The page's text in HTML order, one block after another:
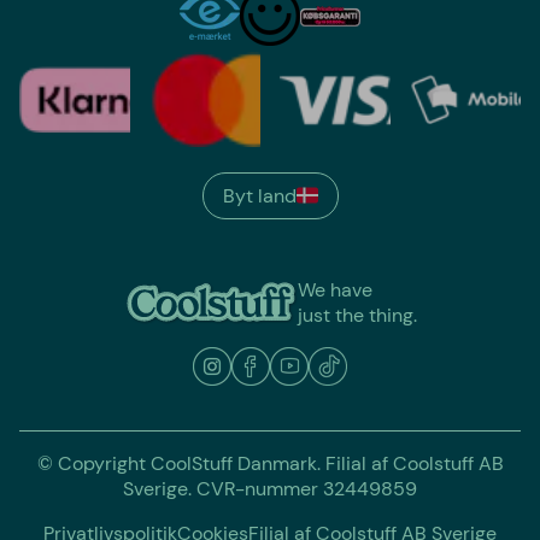
We have
just the thing.
Byt land
© Copyright CoolStuff Danmark. Filial af Coolstuff AB
Sverige. CVR-nummer 32449859
PrivatlivspolitikCookiesFilial af Coolstuff AB Sverige